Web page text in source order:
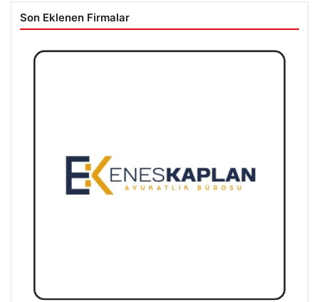
Son Eklenen Firmalar